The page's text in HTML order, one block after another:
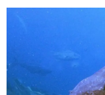
spørsmålet er